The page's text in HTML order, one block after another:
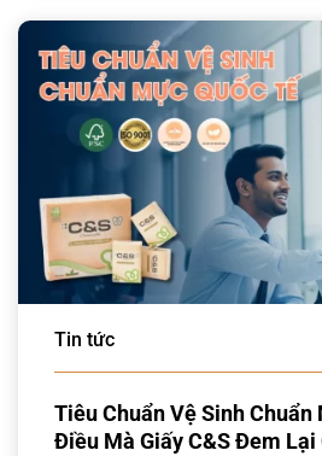
Tin tức
Tiêu Chuẩn Vệ Sinh Chuẩn
Điều Mà Giấy C&S Đem Lại